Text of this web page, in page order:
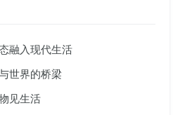
融入现代生活
世界的桥梁
见生活